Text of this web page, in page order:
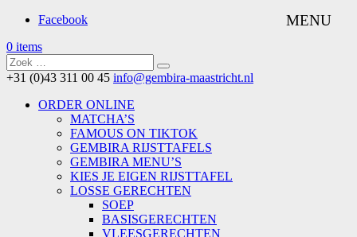
Facebook
0 items
+31 (0)43 311 00 45 info@gembira-maastricht.nl
ORDER ONLINE
MATCHA’S
FAMOUS ON TIKTOK
GEMBIRA RIJSTTAFELS
GEMBIRA MENU’S
KIES JE EIGEN RIJSTTAFEL
LOSSE GERECHTEN
SOEP
BASISGERECHTEN
VLEESGERECHTEN